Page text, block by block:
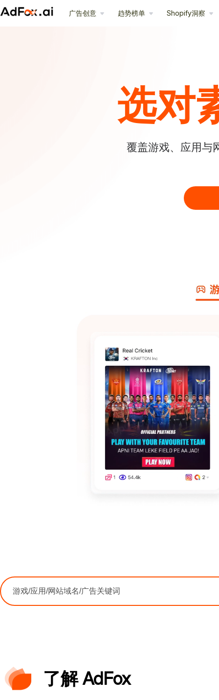
广告创意 趋势榜单 Shopify洞察
选对
覆盖游戏、应用与
了解 AdFox